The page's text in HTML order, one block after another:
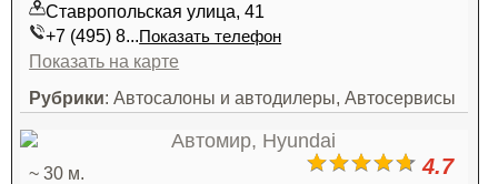
Ставропольская улица, 41
+7 (495) 8...Показать телефон
Показать на карте
Рубрики: Автосалоны и автодилеры, Автосервисы
4.7
~ 30 м.